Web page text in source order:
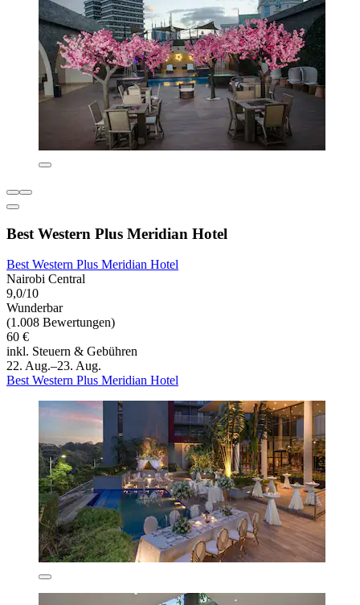
Best Western Plus Meridian Hotel
Best Western Plus Meridian Hotel
Nairobi Central
9,0/10
Wunderbar
(1.008 Bewertungen)
60 €
inkl. Steuern & Gebühren
22. Aug.–23. Aug.
Best Western Plus Meridian Hotel